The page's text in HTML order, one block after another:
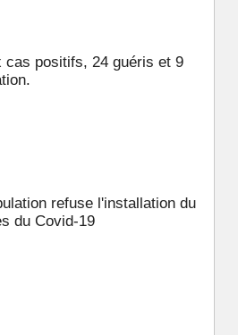
cas positifs, 24 guéris et 9
refuse l'installation du
du Covid-19